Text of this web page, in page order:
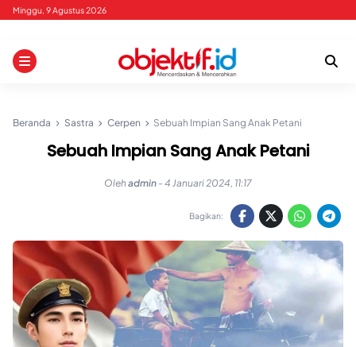
Skip
content
Minggu, 9 Agustus 2026
Beranda Sastra Cerpen Sebuah Impian Sang Anak Petani
Sebuah Impian Sang Anak Petani
Olehadmin - 4 Januari 2024, 11:17
Bagikan: